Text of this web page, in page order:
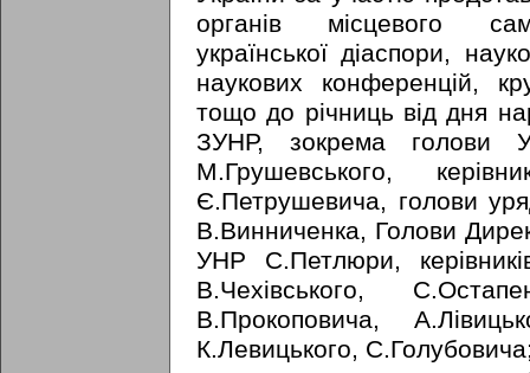
органів місцевого
української діаспори,
наукових конференцій,
тощо до річниць від дня
ЗУНР, зокрема голови
М.Грушевського,
Є.Петрушевича, голови
В.Винниченка, Голови
УНР С.Петлюри,
В.Чехівського,
В.Прокоповича,
К.Левицького,